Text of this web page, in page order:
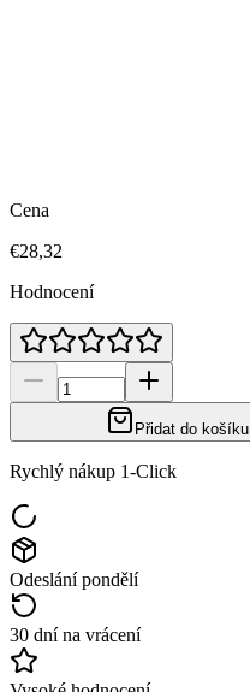
Cena
€28,32
Hodnocení
Přidat do košíku
Rychlý nákup 1-Click
Odeslání pondělí
30 dní na vrácení